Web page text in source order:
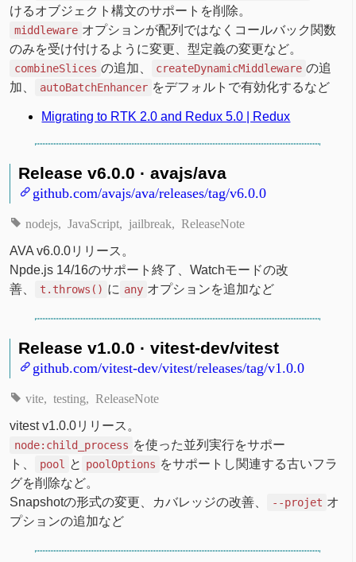
けるオブジェクト構文のサポートを削除。
middleware オプションが配列ではなくコールバック関数
のみを受け付けるように変更、型定義の変更など。
combineSlices の追加、 createDynamicMiddleware の追
加、
autoBatchEnhancer をデフォルトで有効化するなど
Migrating to RTK 2.0 and Redux 5.0 | Redux
Release v6.0.0 · avajs/ava
github.com/avajs/ava/releases/tag/v6.0.0
nodejs JavaScript jailbreak ReleaseNote
AVA v6.0.0リリース。
Npde.js 14/16のサポート終了、Watchモードの改
善、
t.throws() に any オプションを追加など
Release v1.0.0 · vitest-dev/vitest
github.com/vitest-dev/vitest/releases/tag/v1.0.0
vite testing ReleaseNote
vitest v1.0.0リリース。
node:child_process を使った並列実行をサポー
ト、
pool と poolOptions をサポートし関連する古いフラ
グを削除など。
Snapshotの形式の変更、カバレッジの改善、
--projet オ
プションの追加など